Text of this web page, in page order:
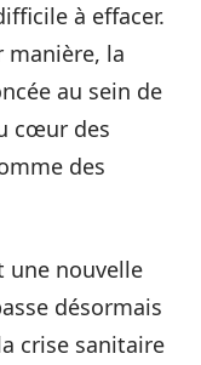
à effacer.
manière, la
au sein de
cœur des
des
une nouvelle
désormais
crise sanitaire